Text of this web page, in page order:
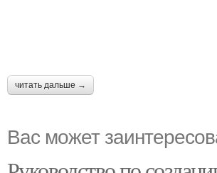
читать дальше →
Вас может